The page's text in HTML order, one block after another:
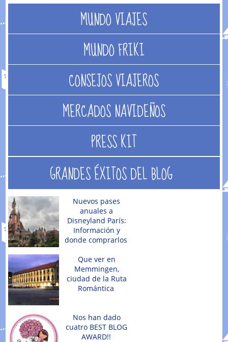
MUNDO VIAJES
MUNDO FRIKI
CONSEJOS VIAJEROS
MERCADOS NAVIDEÑOS
PRESS KIT
GRANDES ÉXITOS DEL BLOG
Nuevos pases
anuales a
Disneyland París:
Información y
donde comprarlos
Que ver en
Memmingen,
ciudad de la Ruta
Romántica
Nos han dado
cuatro BEST BLOG
AWARD!!